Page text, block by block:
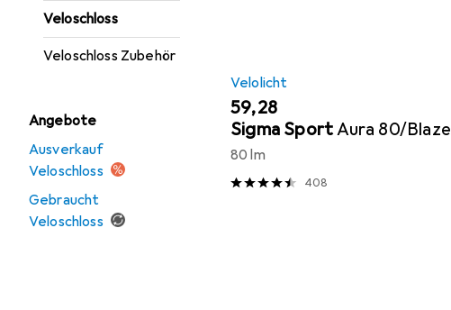
Veloschloss
Veloschloss Zubehör
Angebote
Ausverkauf
Veloschloss
Gebraucht
Veloschloss
Velolicht
EUR
59,28
Sigma SportAura 80/Blaze
80 lm
408